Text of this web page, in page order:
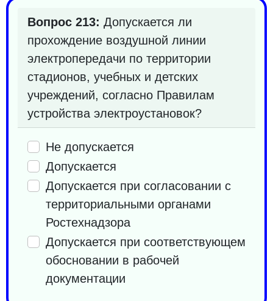
Вопрос 213: Допускается ли
прохождение воздушной линии
электропередачи по территории
стадионов, учебных и детских
учреждений, согласно Правилам
устройства электроустановок?
Не допускается
Допускается
Допускается при согласовании с
территориальными органами
Ростехнадзора
Допускается при соответствующем
обосновании в рабочей
документации